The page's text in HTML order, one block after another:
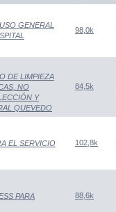
GENERAL
98,0k
DE LIMPIEZA
NO
Y
QUEVEDO
84,5k
EL SERVICIO
102,8k
PARA
88,6k